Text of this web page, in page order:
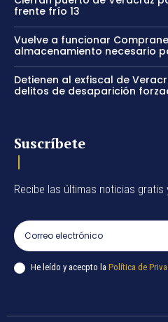
frente frío 13
Vuelve a funcionar
almacenamiento necesario
Detienen al exfiscal de
delitos de desaparición
Suscríbete
Recibe las últimas noticias gratis
He leído y acecpto la Política de